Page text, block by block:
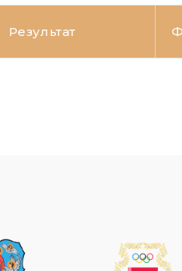
Результат